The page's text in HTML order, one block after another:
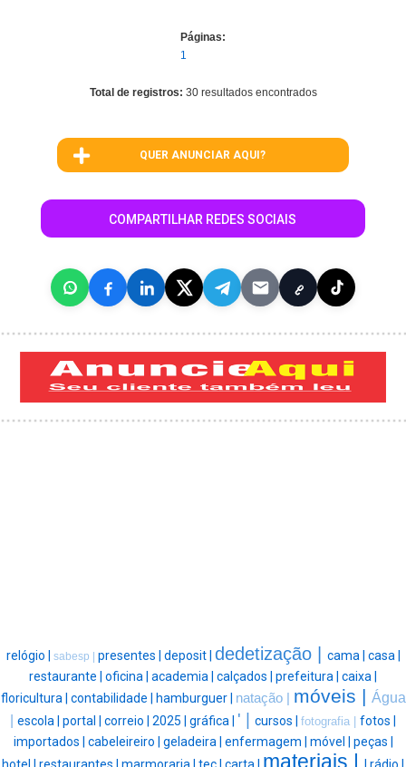
Páginas:
1
Total de registros: 30 resultados encontrados
QUER ANUNCIAR AQUI?
COMPARTILHAR REDES SOCIAIS
relógio | sabesp | presentes | deposit | dedetização | cama | casa |
restaurante | oficina | academia | calçados | prefeitura | caixa |
floricultura | contabilidade | hamburguer | natação | móveis | Água
escola | portal | correio | 2025 | gráfica | ' | cursos | fotografia | fotos |
importados | cabeleireiro | geladeira | enfermagem | móvel | peças |
materiais |